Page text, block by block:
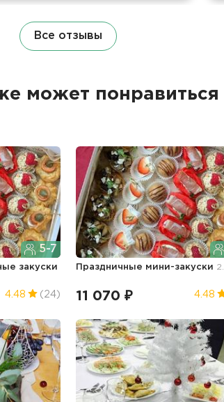
Все отзывы
может понравиться
5-7
закуски
4.48 (24)
Праздничные мини-закуски
11 070 ₽ 4.48